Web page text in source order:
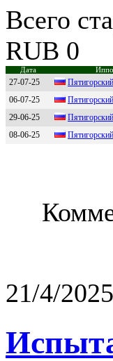
Всего
RUB 0
Дата
27-07-25
06-07-25
29-06-25
08-06-25
21/4/2025